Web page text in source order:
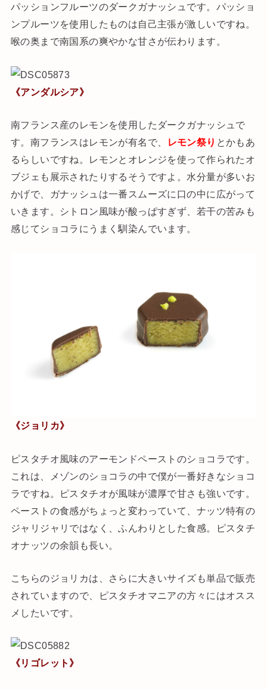
パッションフルーツのダークガナッシュです。パッショ
ンプルーツを使用したものは自己主張が激しいですね。
喉の奥まで南国系の爽やかな甘さが伝わります。
《アンダルシア》
南フランス産のレモンを使用したダークガナッシュで
す。南フランスはレモンが有名で、
レモン祭り とかもあ
るらしいですね。レモンとオレンジを使って作られたオ
ブジェも展示されたりするそうですよ。水分量が多いお
かげで、ガナッシュは一番スムーズに口の中に広がって
いきます。シトロン風味が酸っぱすぎず、若干の苦みも
感じてショコラにうまく馴染んでいます。
《ジョリカ》
ピスタチオ風味のアーモンドペーストのショコラです。
これは、メゾンのショコラの中で僕が一番好きなショコ
ラですね。ピスタチオが風味が濃厚で甘さも強いです。
ペーストの食感がちょっと変わっていて、ナッツ特有の
ジャリジャリではなく、ふんわりとした食感。ピスタチ
オナッツの余韻も長い。
こちらのジョリカは、さらに大きいサイズも単品で販売
されていますので、ピスタチオマニアの方々にはオスス
メしたいです。
《リゴレット》